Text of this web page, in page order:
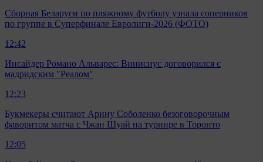
Сборная Беларуси по пляжному футболу узнала соперников
по группе в Суперфинале Евролиги-2026 (ФОТО)
12:42
Инсайдер Романо Альварес: Винисиус договорился с
мадридским "Реалом"
12:23
Букмекеры считают Арину Соболенко безоговорочным
фаворитом матча с Чжан Шуай на турнире в Торонто
12:05